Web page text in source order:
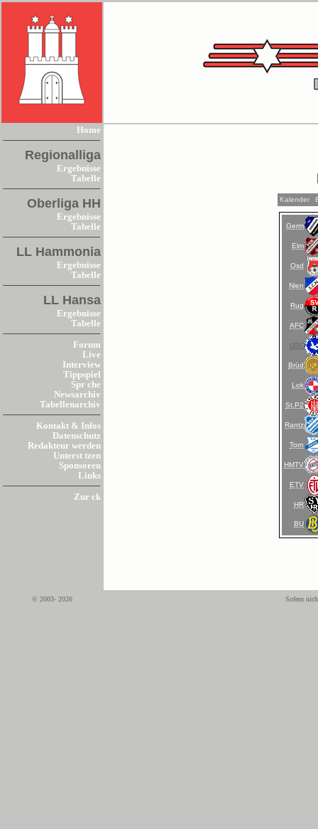
Home
Regionalliga
Ergebnisse
Tabelle
Oberliga HH
Ergebnisse
Tabelle
LL Hammonia
Ergebnisse
Tabelle
LL Hansa
Ergebnisse
Tabelle
Forum
Live
Interview
Tippspiel
Spr che
Newsarchiv
Tabellenarchiv
Kontakt & Infos
Datenschutz
Redakteur werden
Unterst tzen
Sponsoren
Links
Zur ck
Kalender
Germ
Elm
Osd
Nien
Rug
AFC
USC
Brüd
Lok
St.P2
Rantz
Torn
HMTV
ETV
HR
BU
© 2003- 2026 Sofern